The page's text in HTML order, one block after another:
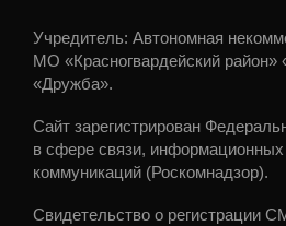
Учредитель: Автономная
МО «Красногвардейский район»
«Дружба».
Сайт зарегистрирован
в сфере связи, информационных
коммуникаций (Роскомнадзор).
Свидетельство о